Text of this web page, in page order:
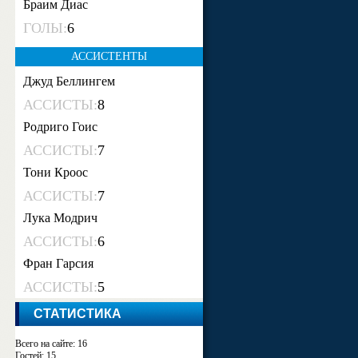
Браим Диас
ГОЛЫ:6
АССИСТЕНТЫ
Джуд Беллингем
АССИСТЫ:8
Родриго Гоис
АССИСТЫ:7
Тони Кроос
АССИСТЫ:7
Лука Модрич
АССИСТЫ:6
Фран Гарсия
АССИСТЫ:5
СТАТИСТИКА
Всего на сайте: 16
Гостей: 15